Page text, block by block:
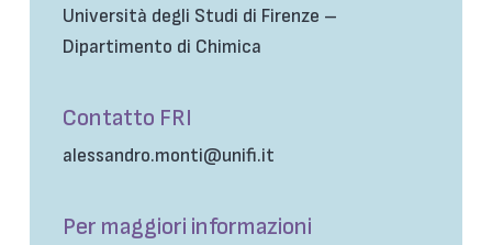
Università degli Studi di Firenze –
Dipartimento di Chimica
Contatto FRI
alessandro.monti@unifi.it
Per maggiori informazioni